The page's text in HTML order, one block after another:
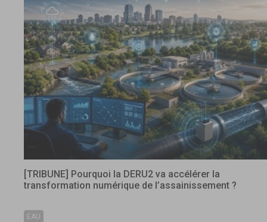
[TRIBUNE] Pourquoi la DERU2 va accélérer la
transformation numérique de l’assainissement ?
EAU